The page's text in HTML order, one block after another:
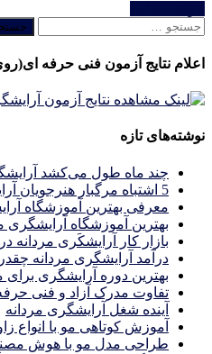
جستجو
اعلام نتایج آزمون فنی حرفه
نوشته‌های تازه
چند ماه طول می‌کشد
5 اشتباه مرگبار هنرجویان آرایشگری مردانه در کرج
معرفی بهترین آموزشگاه
بهترین آموزشگاه
بازار كار آرايشكَرى مردانه
درآمد آرایشگری مردانه
بهترین دوره آرایشگری برای
تفاوت مدرک آزاد و فنی
آینده شغل آرایشگری مردانه
آموزش کوتاهی مو با انواع
طراحی مدل مو با هوش